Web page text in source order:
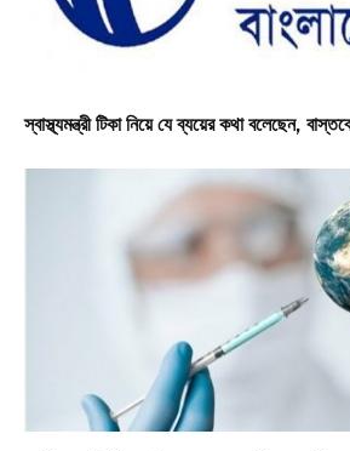
স্বাস্থ্যমন্ত্রী টিকা নিয়ে যে ব্যয়ের কথা বলেছেন,